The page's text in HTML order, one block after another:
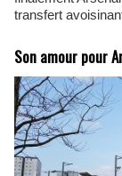
transfert
Son amour pour